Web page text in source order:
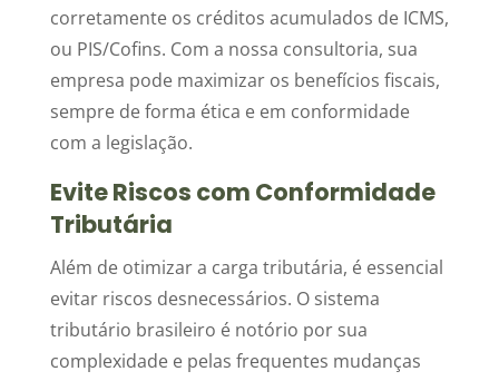
corretamente os créditos acumulados de ICMS,
ou PIS/Cofins. Com a nossa consultoria, sua
empresa pode maximizar os benefícios fiscais,
sempre de forma ética e em conformidade
com a legislação.
Evite Riscos com Conformidade
Tributária
Além de otimizar a carga tributária, é essencial
evitar riscos desnecessários. O sistema
tributário brasileiro é notório por sua
complexidade e pelas frequentes mudanças